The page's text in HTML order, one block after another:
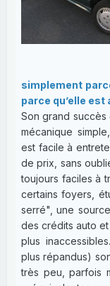
simplement
parce qu’elle est
Son grand succès
mécanique
est facile à
de prix, sans
toujours faciles à
certains foyers,
serré", une
des crédits auto
plus
plus répandus)
très peu, parfois